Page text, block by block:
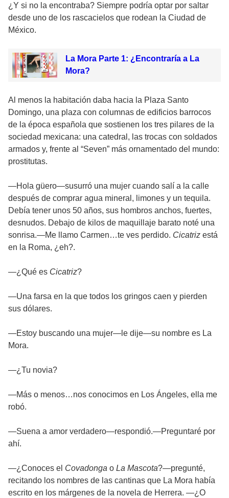
¿Y si no la encontraba? Siempre podría optar por saltar
desde uno de los rascacielos que rodean la Ciudad de
México.
La Mora Parte 1: ¿Encontraría a La
Mora?
Al menos la habitación daba hacia la Plaza Santo
Domingo, una plaza con columnas de edificios barrocos
de la época española que sostienen los tres pilares de la
sociedad mexicana: una catedral, las trocas con soldados
armados y, frente al “Seven” más ornamentado del mundo:
prostitutas.
—Hola güero—susurró una mujer cuando salí a la calle
después de comprar agua mineral, limones y un tequila.
Debía tener unos 50 años, sus hombros anchos, fuertes,
desnudos. Debajo de kilos de maquillaje barato noté una
sonrisa.—Me llamo Carmen…te ves perdido. Cicatriz está
en la Roma, ¿eh?.
—¿Qué es Cicatriz?
—Una farsa en la que todos los gringos caen y pierden
sus dólares.
—Estoy buscando una mujer—le dije—su nombre es La
Mora.
—¿Tu novia?
—Más o menos…nos conocimos en Los Ángeles, ella me
robó.
—Suena a amor verdadero—respondió.—Preguntaré por
ahí.
—¿Conoces el Covadonga o La Mascota?—pregunté,
recitando los nombres de las cantinas que La Mora había
escrito en los márgenes de la novela de Herrera. —¿O